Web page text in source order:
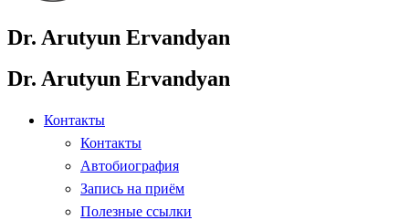
Dr. Arutyun Ervandyan
Dr. Arutyun Ervandyan
Контакты
Контакты
Автобиография
Запись на приём
Полезные ссылки